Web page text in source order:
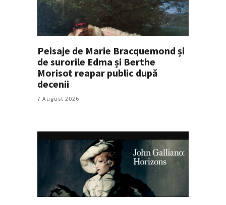
Peisaje de Marie Bracquemond și
de surorile Edma și Berthe
Morisot reapar public după
decenii
7 August 2026